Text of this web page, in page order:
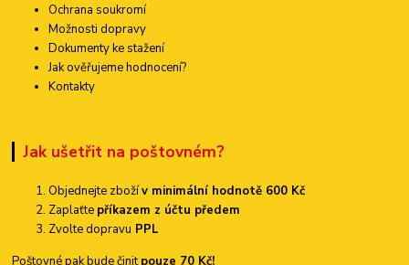
Ochrana soukromí
Možnosti dopravy
Dokumenty ke stažení
Jak ověřujeme hodnocení?
Kontakty
Jak ušetřit na poštovném?
Objednejte zbožív minimální hodnotě 600 Kč
Zaplaťte příkazem z účtu předem
Zvolte dopravu PPL
Poštovné pak bude činitpouze 70 Kč!